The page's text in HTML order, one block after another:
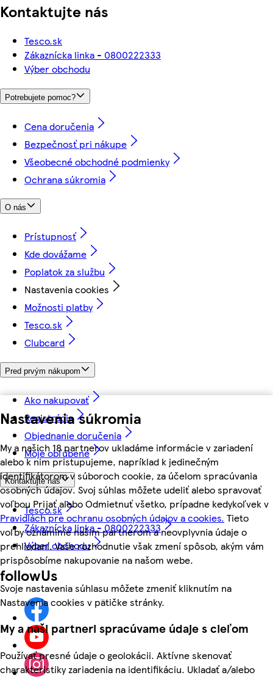
Nastavenia súkromia
My a našich 18 partnerov ukladáme informácie v zariadení
alebo k nim pristupujeme, napríklad k jedinečným
identifikátorom v súboroch cookie, za účelom spracúvania
osobných údajov. Svoj súhlas môžete udeliť alebo spravovať
voľbou Prijať alebo Odmietnuť všetko, prípadne kedykoľvek v
Pravidlách pre ochranu osobných údajov a cookies. Tieto
voľby oznámime našim partnerom a neovplyvnia údaje o
prehliadaní. Vaše rozhodnutie však zmení spôsob, akým vám
prispôsobíme nakupovanie na našom webe.
Svoje nastavenia súhlasu môžete zmeniť kliknutím na
Nastavenia cookies v pätičke stránky.
My a naši partneri spracúvame údaje s cieľom
Používať presné údaje o geolokácii. Aktívne skenovať
charakteristiky zariadenia na identifikáciu. Ukladať a/alebo
Kontaktujte nás
Tesco.sk
Zákaznícka linka - 0800222333
Výber obchodu
Potrebujete pomoc?
Cena doručenia
Bezpečnosť pri nákupe
Všeobecné obchodné podmienky
Ochrana súkromia
O nás
Prístupnosť
Kde dovážame
Poplatok za službu
Nastavenia cookies
Možnosti platby
Tesco.sk
Clubcard
Pred prvým nákupom
Ako nakupovať
Registrácia
Objednanie doručenia
Moje obľúbené
Kontaktujte nás
Tesco.sk
Zákaznícka linka - 0800222333
Výber obchodu
followUs